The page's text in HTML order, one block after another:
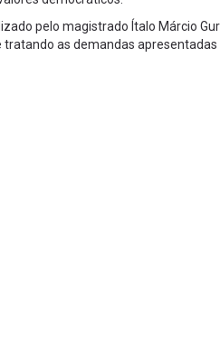
pelo magistrado Ítalo Márcio
as demandas